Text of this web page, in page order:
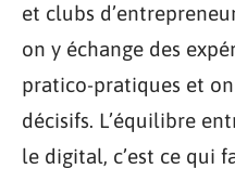
et clubs
on y échange des
pratico-pratiques et
décisifs. L’équilibre
le digital, c’est ce qui